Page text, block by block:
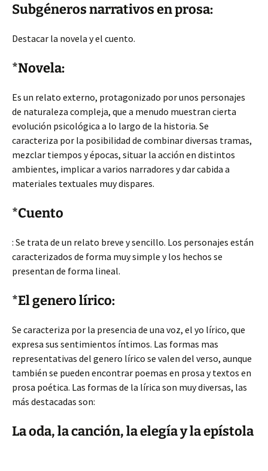
Subgéneros narrativos en prosa:
Destacar la novela y el cuento.
*Novela:
Es un relato externo, protagonizado por unos personajes
de naturaleza compleja, que a menudo muestran cierta
evolución psicológica a lo largo de la historia. Se
caracteriza por la posibilidad de combinar diversas tramas,
mezclar tiempos y épocas, situar la acción en distintos
ambientes, implicar a varios narradores y dar cabida a
materiales textuales muy dispares.
*Cuento
: Se trata de un relato breve y sencillo. Los personajes están
caracterizados de forma muy simple y los hechos se
presentan de forma lineal.
*El genero lírico:
Se caracteriza por la presencia de una voz, el yo lírico, que
expresa sus sentimientos íntimos. Las formas mas
representativas del genero lírico se valen del verso, aunque
también se pueden encontrar poemas en prosa y textos en
prosa poética. Las formas de la lírica son muy diversas, las
más destacadas son:
La oda, la canción, la elegía y la epístola